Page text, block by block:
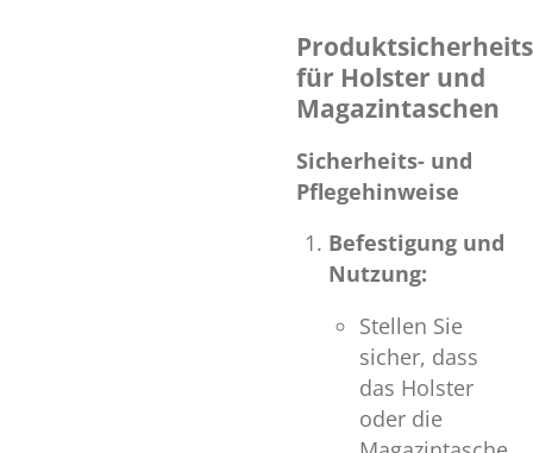
für Holster und
Magazintaschen
Sicherheits- und
Pflegehinweise
Befestigung und
Nutzung:
Stellen Sie
sicher, dass
das Holster
oder die